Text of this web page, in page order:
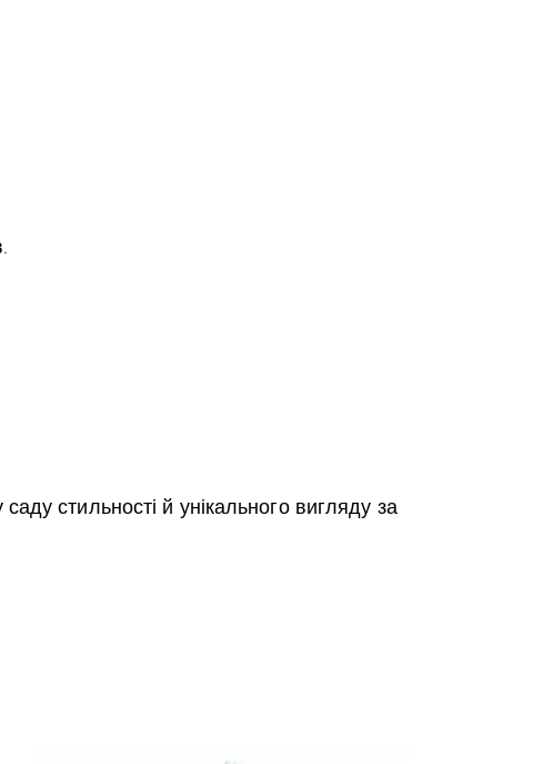
стильності й унікального вигляду за